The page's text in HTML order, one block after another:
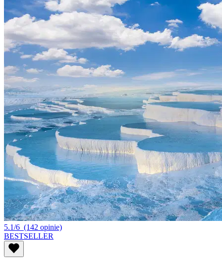
5.1/6 (142 opinie)
BESTSELLER